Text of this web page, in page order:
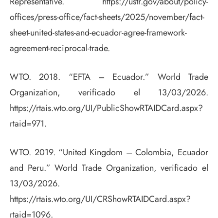
offices/press-office/fact-sheets/2025/november/fact-
sheet-united-states-and-ecuador-agree-framework-
agreement-reciprocal-trade.
WTO. 2018. “EFTA – Ecuador.” World Trade
Organization, verificado el 13/03/2026.
https://rtais.wto.org/UI/PublicShowRTAIDCard.aspx?
rtaid=971.
WTO. 2019. “United Kingdom – Colombia, Ecuador
and Peru.” World Trade Organization, verificado el
13/03/2026.
https://rtais.wto.org/UI/CRShowRTAIDCard.aspx?
rtaid=1096.